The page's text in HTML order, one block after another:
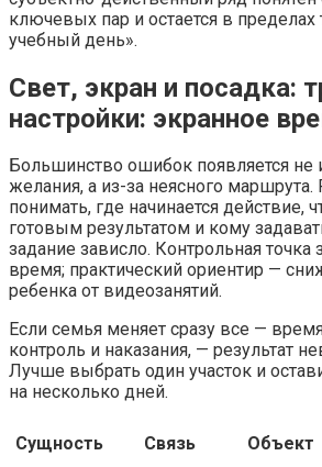
ключевых пар и остается в
учебный день».
Свет, экран и посадка:
настройки: экранное
Большинство ошибок появляется не
желания, а из-за неясного
понимать, где начинается действие,
готовым результатом и кому
задание зависло. Контрольная точка
время; практический ориентир —
ребенка от видеозанятий.
Если семья меняет сразу все —
контроль и наказания, — результат
Лучше выбрать один участок и
на несколько дней.
Сущность Связь Объект